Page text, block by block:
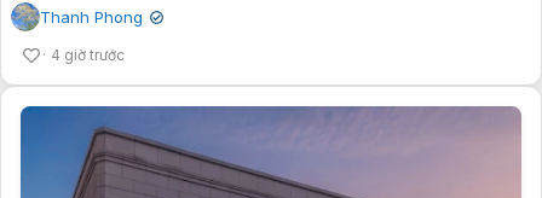
Thanh Phong ✔
4 giờ trước